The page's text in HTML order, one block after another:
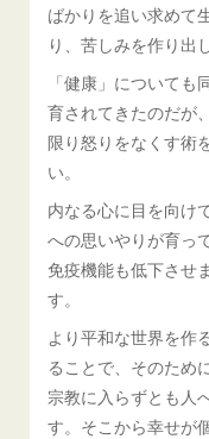
ばかりを追い求めて
り、苦しみを作り出
「健康」について
育されてきたのだが
限り怒りをなくす術
い。
内なる心に目を向け
への思いやりが育っ
免疫機能も低下させ
す。
より平和な世界を作
ることで、そのため
宗教に入らずとも人
す。そこから幸せが